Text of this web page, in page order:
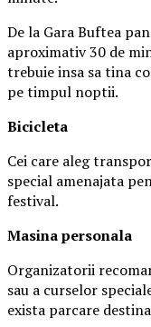
De la Gara Buftea
aproximativ 30 de
trebuie insa sa tina
pe timpul noptii.
Bicicleta
Cei care aleg
special amenajata
festival.
Masinapersonala
Organizatorii
sau a curselor
exista parcare